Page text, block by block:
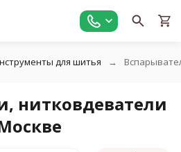
для шитья
нитковдеватели